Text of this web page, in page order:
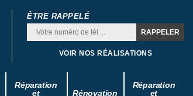
ÊTRE RAPPELÉ
VOIR NOS RÉALISATIONS
Réparation
et
Rénovation
Réparation
et